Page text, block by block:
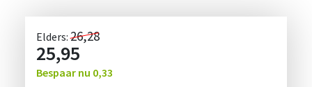
Elders:26,28
25,95
Bespaar nu 0,33